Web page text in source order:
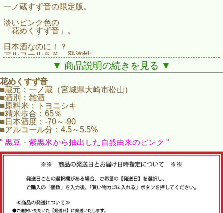
一ノ蔵すず音の限定版。
淡いピンク色の
「花めくすず音」。
日本酒なのに！？
アルコール５％、発泡性、
甘酸っぱい味わい、
そして桃色のお酒という
すず音の新バージョン。
ロゼタイプです。
黒豆と紫黒米の天然色素を加えて、
淡いピンクの爽やかで優しい味わい。
花めくすず音１２本を、送料無料でお届け！
※沖縄へのお届けは、別途送料1,800円を頂戴します。
※このセットは、個別包装は承れません。
個別包装をご希望の場合は、単品でご購入ください。
さい。
▼ 商品説明の続きを見る ▼
花めくすず音
■蔵元：一ノ蔵（宮城県大崎市松山）
■酒別：雑酒
■原料米：トヨニシキ
■精米歩合：65％
■日本酒度：-70～-90
■アルコール分：4.5～5.5%
" 黒豆・紫黒米から抽出した自然由来のピンク "